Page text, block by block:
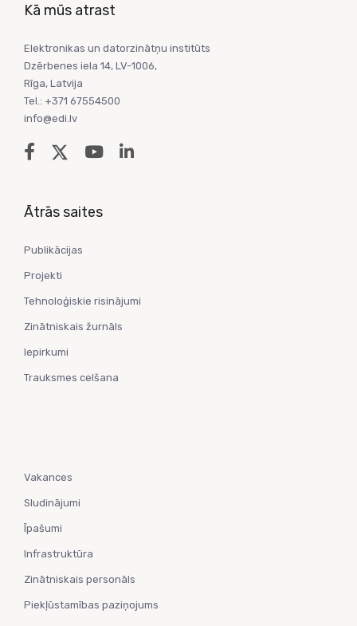
Kā mūs atrast
Elektronikas un datorzinātņu institūts
Dzērbenes iela 14, LV-1006,
Rīga, Latvija
Tel.: +371 67554500
info@edi.lv
Ātrās saites
Publikācijas
Projekti
Tehnoloģiskie risinājumi
Zinātniskais žurnāls
Iepirkumi
Trauksmes celšana
Vakances
Sludinājumi
Īpašumi
Infrastruktūra
Zinātniskais personāls
Piekļūstamības paziņojums